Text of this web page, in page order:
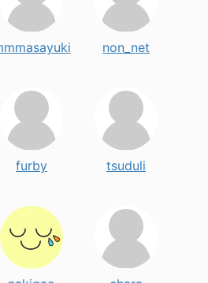
non_net
furby tsuduli